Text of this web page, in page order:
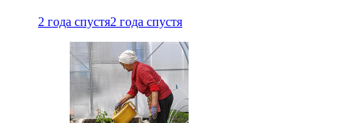
2 года спустя2 года спустя